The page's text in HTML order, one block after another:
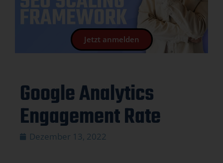
Google Analytics
Engagement Rate
Dezember 13, 2022
Jetzt anmelden